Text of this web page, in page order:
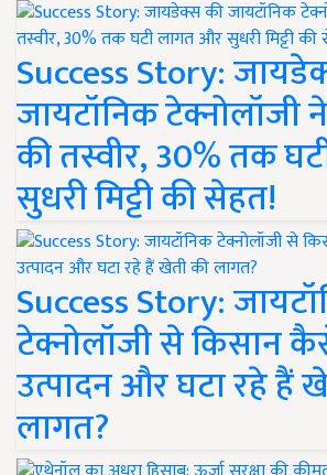
Success Story:
जायटॉनिक टेक्नोलॉजी
की तस्वीर, 30% तक
सुधरी मिट्टी की सेहत!
Success Story:
टेक्नोलॉजी से किसान
उत्पादन और घटा रहे हैं
लागत?